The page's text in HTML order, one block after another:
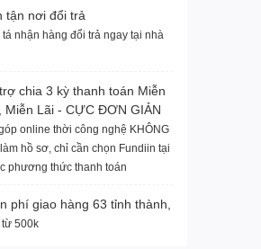
tận nơi đổi trả
tá nhận hàng đổi trả ngay tại nhà
chia 3 kỳ thanh toán Miễn
Miễn Lãi - CỰC ĐƠN GIẢN
online thời công nghệ KHÔNG
hồ sơ, chỉ cần chọn Fundiin tại
phương thức thanh toán
phí giao hàng 63 tỉnh thành,
500k